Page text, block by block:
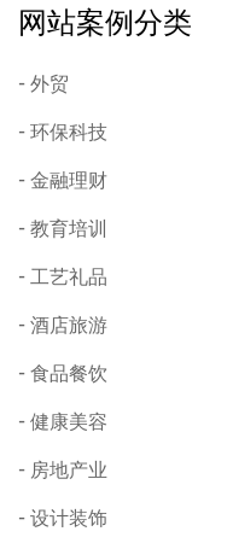
网站案例分类
外贸
环保科技
金融理财
教育培训
工艺礼品
酒店旅游
食品餐饮
健康美容
房地产业
设计装饰